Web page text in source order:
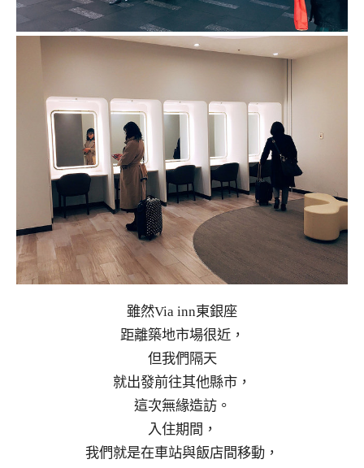
雖然Via inn東銀座
距離築地市場很近，
但我們隔天
就出發前往其他縣市，
這次無緣造訪。
入住期間，
我們就是在車站與飯店間移動，